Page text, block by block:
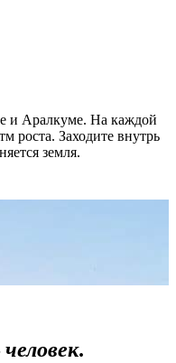
и Аралкуме. На каждой
роста. Заходите внутрь
земля.
человек.